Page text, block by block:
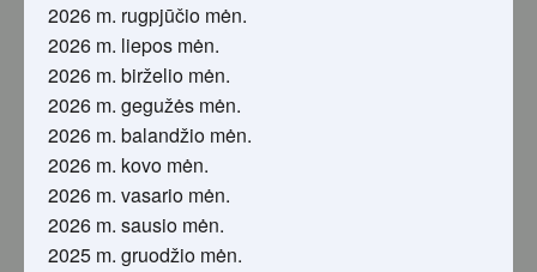
2026 m. rugpjūčio mėn.
2026 m. liepos mėn.
2026 m. birželio mėn.
2026 m. gegužės mėn.
2026 m. balandžio mėn.
2026 m. kovo mėn.
2026 m. vasario mėn.
2026 m. sausio mėn.
2025 m. gruodžio mėn.